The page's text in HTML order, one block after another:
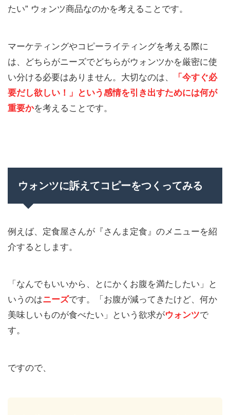
たい” ウォンツ商品なのかを考えることです。
マーケティングやコピーライティングを考える際に
は、どちらがニーズでどちらがウォンツかを厳密に使
い分ける必要はありません。大切なのは、
「今すぐ必
要だし欲しい！」という感情を引き出すためには何が
重要かを考えることです。
ウォンツに訴えてコピーをつくってみる
例えば、定食屋さんが『さんま定食』のメニューを紹
介するとします。
「なんでもいいから、とにかくお腹を満たしたい」と
いうのはニーズです。「お腹が減ってきたけど、何か
美味しいものが食べたい」という欲求がウォンツで
す。
ですので、